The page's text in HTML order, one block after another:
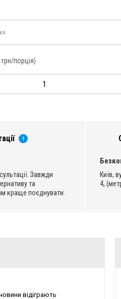
/порція)
i
Завжди
та
краще поєднувати.
Київ,
4,
відіграють